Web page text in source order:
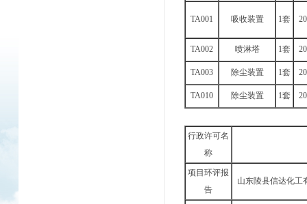
TA001 吸收装置 1套
TA002 喷淋塔 1套
TA003 除尘装置 1套
TA010 除尘装置 1套
行政许可名
称
项目环评报
告
山东陵县信达化工